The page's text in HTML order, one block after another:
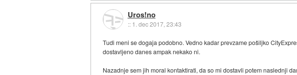
Uros!no
:: 1. dec 2017, 23:43
Tudi meni se dogaja podobno. Vedno kadar prevzame pošiljko
dostavljeno danes ampak nekako ni.
Nazadnje sem jih moral kontaktirati, da so mi dostavli potem naslednji